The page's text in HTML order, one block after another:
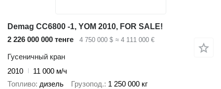
Demag CC6800 -1, YOM 2010, FOR SALE!
2 226 000 000 тенге
4 750 000 $ ≈ 4 111 000 €
Гусеничный кран
2010
11 000 м/ч
Топливо дизель Грузопод. 1 250 000 кг